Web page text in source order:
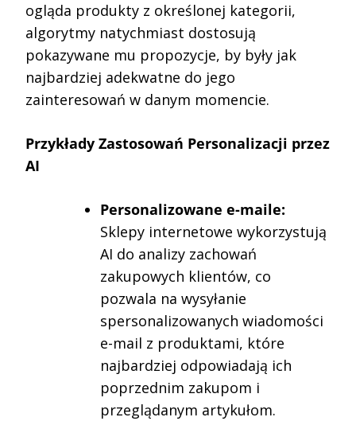
ogląda produkty z określonej kategorii,
algorytmy natychmiast dostosują
pokazywane mu propozycje, by były jak
najbardziej adekwatne do jego
zainteresowań w danym momencie.
Przykłady Zastosowań Personalizacji przez
AI
Personalizowane e-maile:
Sklepy internetowe wykorzystują
AI do analizy zachowań
zakupowych klientów, co
pozwala na wysyłanie
spersonalizowanych wiadomości
e-mail z produktami, które
najbardziej odpowiadają ich
poprzednim zakupom i
przeglądanym artykułom.